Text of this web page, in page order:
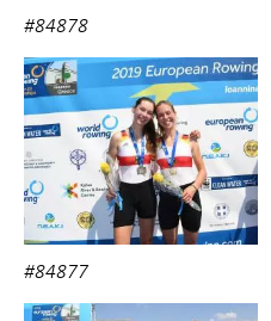
#84878
#84877